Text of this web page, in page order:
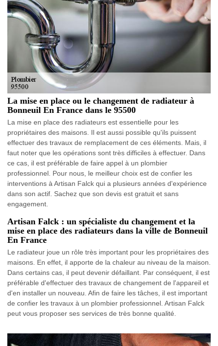
La mise en place ou le changement de radiateur à
Bonneuil En France dans le 95500
La mise en place des radiateurs est essentielle pour les
propriétaires des maisons. Il est aussi possible qu'ils puissent
effectuer des travaux de remplacement de ces éléments. Mais, il
faut noter que les opérations sont très difficiles à effectuer. Dans
ce cas, il est préférable de faire appel à un plombier
professionnel. Pour nous, le meilleur choix est de confier les
interventions à Artisan Falck qui a plusieurs années d'expérience
dans son actif. Sachez que son devis est gratuit et sans
engagement.
Artisan Falck : un spécialiste du changement et la
mise en place des radiateurs dans la ville de Bonneuil
En France
Le radiateur joue un rôle très important pour les propriétaires des
maisons. En effet, il apporte de la chaleur au niveau de la maison.
Dans certains cas, il peut devenir défaillant. Par conséquent, il est
préférable d'effectuer des travaux de changement de l'appareil et
d'en installer un nouveau. Afin de faire les tâches, il est important
de confier les travaux à un plombier professionnel. Artisan Falck
peut vous proposer ses services de très bonne qualité.